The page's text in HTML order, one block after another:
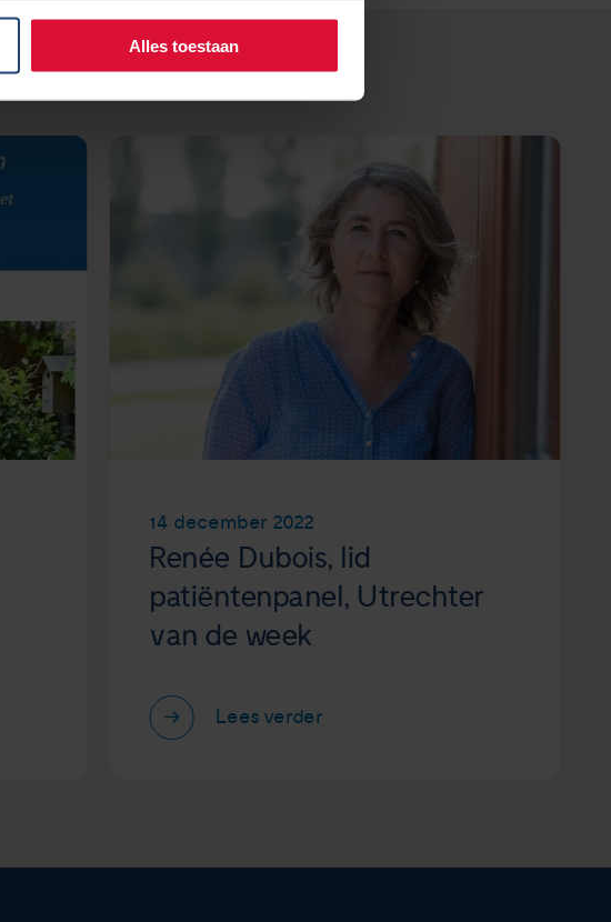
Alles toestaan
14 december 2022
Renée Dubois, lid
patiëntenpanel, Utrechter
van de week
Lees verder